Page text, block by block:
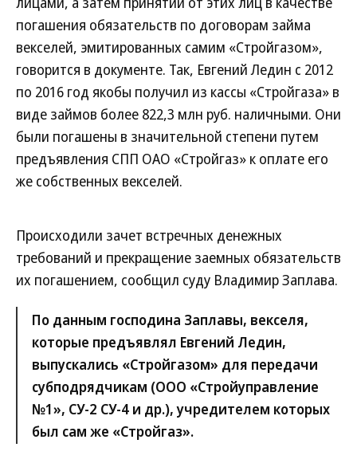
погашения обязательств по договорам займа
векселей, эмитированных самим «Стройгазом»,
говорится в документе. Так, Евгений Ледин с 2012
по 2016 год якобы получил из кассы «Стройгаза» в
виде займов более 822,3 млн руб. наличными. Они
были погашены в значительной степени путем
предъявления СПП ОАО «Стройгаз» к оплате его
же собственных векселей.
Происходили зачет встречных денежных
требований и прекращение заемных обязательств
их погашением, сообщил суду Владимир Заплава.
По данным господина Заплавы, векселя,
которые предъявлял Евгений Ледин,
выпускались «Стройгазом» для передачи
субподрядчикам (ООО «Стройуправление
№1», СУ-2 СУ-4 и др.), учредителем которых
был сам же «Стройгаз».